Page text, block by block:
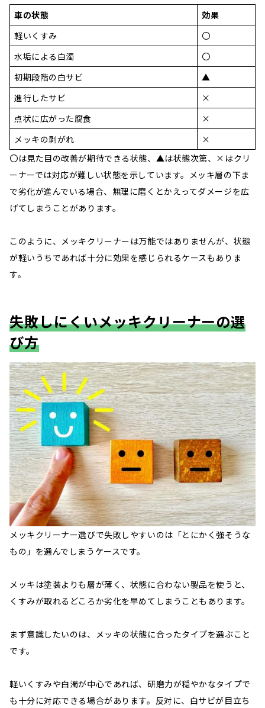
車の状態
効果
軽いくすみ
〇
水垢による白濁
〇
初期段階の白サビ
▲
進行したサビ
×
点状に広がった腐食
×
メッキの剥がれ
×
〇は見た目の改善が期待できる状態、▲は状態次第、×はクリ
ーナーでは対応が難しい状態を示しています。メッキ層の下ま
で劣化が進んでいる場合、無理に磨くとかえってダメージを広
げてしまうことがあります。
このように、メッキクリーナーは万能ではありませんが、状態
が軽いうちであれば十分に効果を感じられるケースもありま
す。
失敗しにくいメッキクリーナーの選
び方
メッキクリーナー選びで失敗しやすいのは「とにかく強そうな
もの」を選んでしまうケースです。
メッキは塗装よりも層が薄く、状態に合わない製品を使うと、
くすみが取れるどころか劣化を早めてしまうこともあります。
まず意識したいのは、メッキの状態に合ったタイプを選ぶこと
です。
軽いくすみや白濁が中心であれば、研磨力が穏やかなタイプで
も十分に対応できる場合があります。反対に、白サビが目立ち